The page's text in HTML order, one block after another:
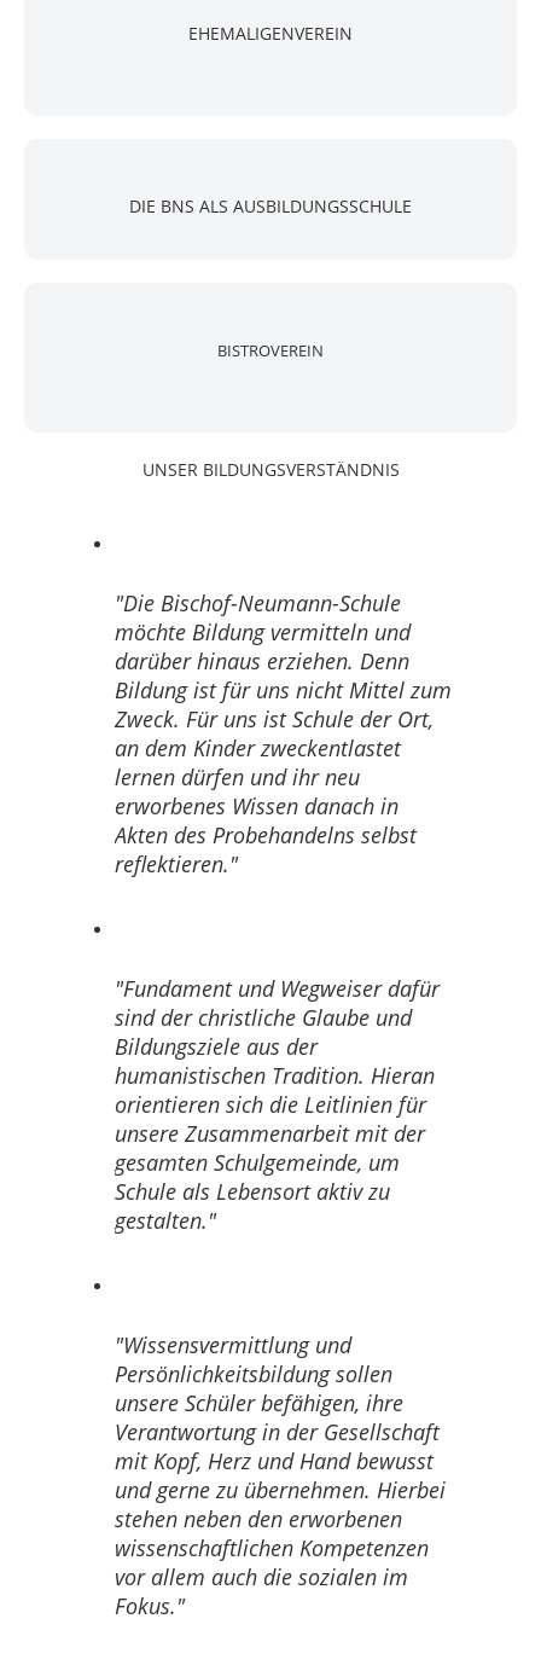
EHEMALIGENVEREIN
DIE BNS ALS AUSBILDUNGSSCHULE
BISTROVEREIN
UNSER BILDUNGSVERSTÄNDNIS
Die Bischof-Neumann-Schule
möchte Bildung vermitteln und
darüber hinaus erziehen. Denn
Bildung ist für uns nicht Mittel zum
Zweck. Für uns ist Schule der Ort,
an dem Kinder zweckentlastet
lernen dürfen und ihr neu
erworbenes Wissen danach in
Akten des Probehandelns selbst
reflektieren.
Fundament und Wegweiser dafür
sind der christliche Glaube und
Bildungsziele aus der
humanistischen Tradition. Hieran
orientieren sich die Leitlinien für
unsere Zusammenarbeit mit der
gesamten Schulgemeinde, um
Schule als Lebensort aktiv zu
gestalten.
Wissensvermittlung und
Persönlichkeitsbildung sollen
unsere Schüler befähigen, ihre
Verantwortung in der Gesellschaft
mit Kopf, Herz und Hand bewusst
und gerne zu übernehmen. Hierbei
stehen neben den erworbenen
wissenschaftlichen Kompetenzen
vor allem auch die sozialen im
Fokus.